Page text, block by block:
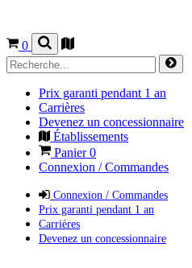
0
Prix garanti pendant 1 an
Carrières
Devenez un concessionnaire
Établissements
Panier0
Connexion / Commandes
Connexion / Commandes
Prix garanti pendant 1 an
Carrières
Devenez un concessionnaire